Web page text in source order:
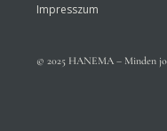
Impresszum
© 2025 HANEMA – Minden